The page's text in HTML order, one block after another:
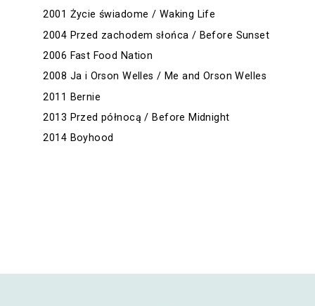
2001 Życie świadome / Waking Life
2004 Przed zachodem słońca / Before Sunset
2006 Fast Food Nation
2008 Ja i Orson Welles / Me and Orson Welles
2011 Bernie
2013 Przed północą / Before Midnight
2014 Boyhood